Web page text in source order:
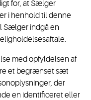
for, at Sælger
i henhold til denne
Sælger indgå en
med opfyldelsen af
et begrænset sæt
der
en identificeret eller